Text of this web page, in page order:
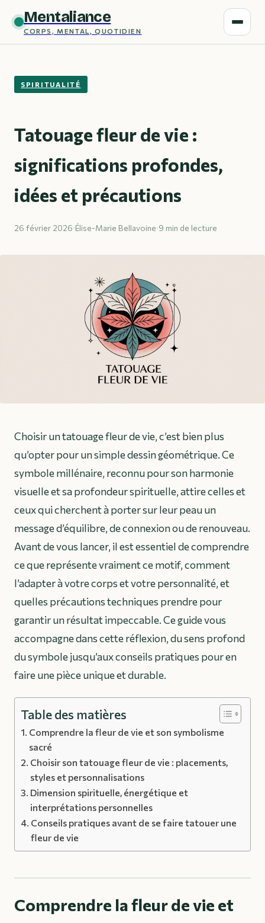
Mentaliance
CORPS, MENTAL, QUOTIDIEN
SPIRITUALITÉ
Tatouage fleur de vie :
significations profondes,
idées et précautions
26 février 2026·Élise-Marie Bellavoine·9 min de lecture
Choisir un tatouage fleur de vie, c’est bien plus
qu’opter pour un simple dessin géométrique. Ce
symbole millénaire, reconnu pour son harmonie
visuelle et sa profondeur spirituelle, attire celles et
ceux qui cherchent à porter sur leur peau un
message d’équilibre, de connexion ou de renouveau.
Avant de vous lancer, il est essentiel de comprendre
ce que représente vraiment ce motif, comment
l’adapter à votre corps et votre personnalité, et
quelles précautions techniques prendre pour
garantir un résultat impeccable. Ce guide vous
accompagne dans cette réflexion, du sens profond
du symbole jusqu’aux conseils pratiques pour en
faire une pièce unique et durable.
Table des matières
Comprendre la fleur de vie et son symbolisme
sacré
Choisir son tatouage fleur de vie : placements,
styles et personnalisations
Dimension spirituelle, énergétique et
interprétations personnelles
Conseils pratiques avant de se faire tatouer une
fleur de vie
Comprendre la fleur de vie et